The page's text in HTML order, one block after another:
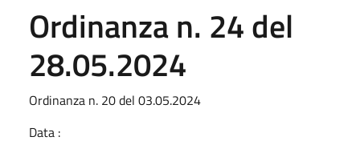
Ordinanza n. 24 del
28.05.2024
Ordinanza n. 20 del 03.05.2024
Data :